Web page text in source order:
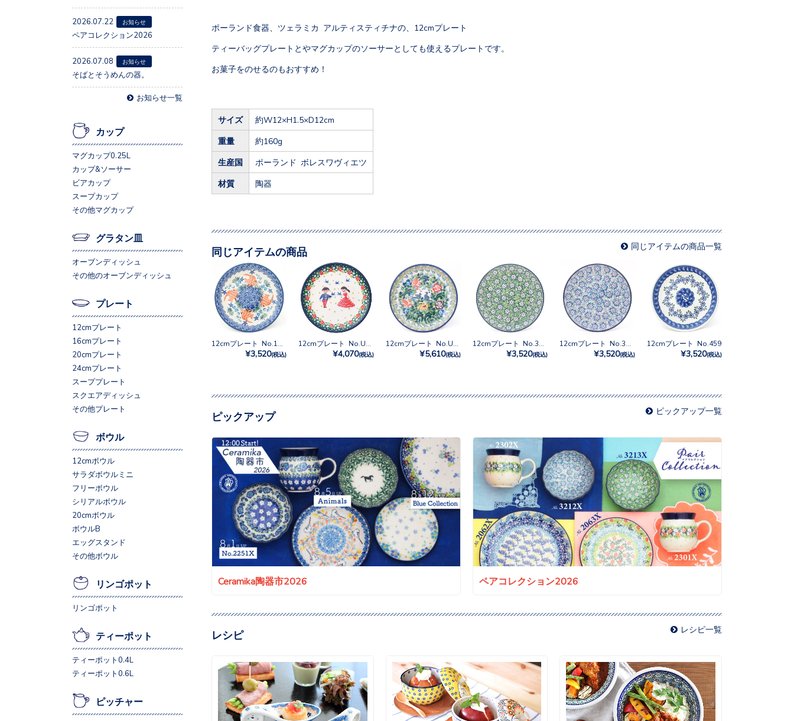
ポーランド食器、ツェラミカ アルティスティチナの、12cmプレート
ティーバッグプレートとやマグカップのソーサーとしても使えるプレートです。
お菓子をのせるのもおすすめ！
サイズ 約W12×H1.5×D12cm
重量 約160g
生産国 ポーランド ボレスワヴィエツ
材質 陶器
同じアイテムの商品 同じアイテムの商品一覧
¥3,520(税込) ¥4,070(税込) ¥5,610(税込) ¥3,520(税込) ¥3,520(税込)
12cmプレート No.459
¥3,520(税込)
ピックアップ ピックアップ一覧
Ceramika陶器市2026 ペアコレクション2026
レシピ レシピ一覧
2026.07.22 お知らせ
ペアコレクション2026
2026.07.08 お知らせ
そばとそうめんの器。
お知らせ一覧
カップ
マグカップ0.25L
カップ&ソーサー
ビアカップ
スープカップ
その他マグカップ
グラタン皿
オーブンディッシュ
その他のオーブンディッシュ
プレート
12cmプレート
16cmプレート
20cmプレート
24cmプレート
スーププレート
スクエアディッシュ
その他プレート
ボウル
12cmボウル
サラダボウルミニ
フリーボウル
シリアルボウル
20cmボウル
ボウルB
エッグスタンド
その他ボウル
リンゴポット
リンゴポット
ティーポット
ティーポット0.4L
ティーポット0.6L
ピッチャー